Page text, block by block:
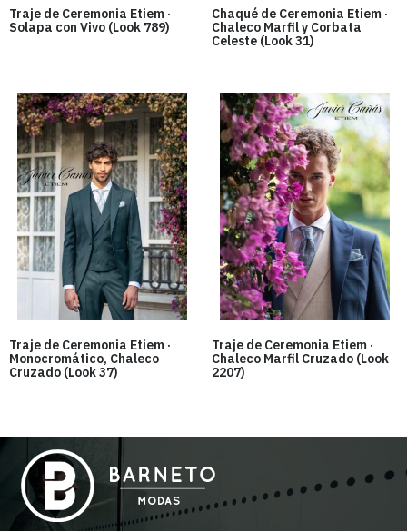
Traje de Ceremonia Etiem ·
Solapa con Vivo (Look 789)
Chaqué de Ceremonia Etiem ·
Chaleco Marfil y Corbata
Celeste (Look 31)
Traje de Ceremonia Etiem ·
Monocromático, Chaleco
Cruzado (Look 37)
Traje de Ceremonia Etiem ·
Chaleco Marfil Cruzado (Look
2207)